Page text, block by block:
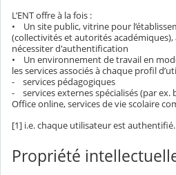
L’ENT offre à la fois :
• Un site public, vitrine pour
(collectivités et autorités
nécessiter d'authentification
• Un environnement de travail en
les services associés à chaque profil
- services pédagogiques
- services externes spécialisés (par ex.
Office online, services de vie scolaire
[1] i.e. chaque utilisateur est authentifié.
Propriété